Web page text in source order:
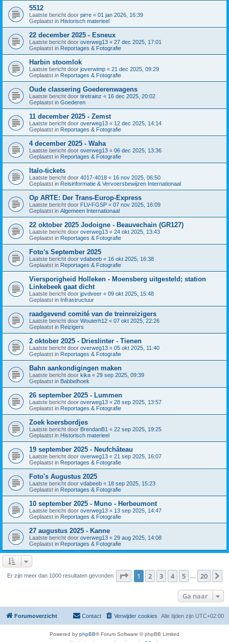
5512
Laatste bericht door pirre « 01 jan 2026, 16:39
Geplaatst in Historisch materieel
22 december 2025 - Esneux
Laatste bericht door overweg13 « 27 dec 2025, 17:01
Geplaatst in Reportages & Fotografie
Harbin stoomlok
Laatste bericht door joverwimp « 21 dec 2025, 09:29
Geplaatst in Reportages & Fotografie
Oude classering Goederenwagens
Laatste bericht door tiretrainz « 16 dec 2025, 20:02
Geplaatst in Goederen
11 december 2025 - Zemst
Laatste bericht door overweg13 « 12 dec 2025, 14:14
Geplaatst in Reportages & Fotografie
4 december 2025 - Waha
Laatste bericht door overweg13 « 06 dec 2025, 13:36
Geplaatst in Reportages & Fotografie
Italo-tickets
Laatste bericht door 4017-4018 « 16 nov 2025, 06:50
Geplaatst in Reisinformatie & Vervoersbewijzen Internationaal
Op ARTE: Der Trans-Europ-Express
Laatste bericht door FLV-FGSP « 07 nov 2025, 16:09
Geplaatst in Algemeen Internationaal
22 oktober 2025 Jodoigne - Beauvechain (GR127)
Laatste bericht door overweg13 « 24 okt 2025, 13:43
Geplaatst in Reportages & Fotografie
Foto's September 2025
Laatste bericht door vdabeeb « 16 okt 2025, 16:38
Geplaatst in Reportages & Fotografie
Viersporigheid Holleken - Moensberg uitgesteld; station
Linkebeek gaat dicht
Laatste bericht door jpvdveer « 09 okt 2025, 15:48
Geplaatst in Infrastructuur
raadgevend comité van de treinreizigers
Laatste bericht door Wouterh12 « 07 okt 2025, 22:26
Geplaatst in Reizigers
2 oktober 2025 - Drieslinter - Tienen
Laatste bericht door overweg13 « 05 okt 2025, 11:40
Geplaatst in Reportages & Fotografie
Bahn aankondigingen maken
Laatste bericht door kika « 29 sep 2025, 09:39
Geplaatst in Babbelhoek
26 september 2025 - Lummen
Laatste bericht door overweg13 « 28 sep 2025, 13:57
Geplaatst in Reportages & Fotografie
Zoek koersbordjes
Laatste bericht door BrendanB1 « 22 sep 2025, 19:25
Geplaatst in Historisch materieel
19 september 2025 - Neufchâteau
Laatste bericht door overweg13 « 21 sep 2025, 16:07
Geplaatst in Reportages & Fotografie
Foto's Augustus 2025
Laatste bericht door vdabeeb « 18 sep 2025, 15:23
Geplaatst in Reportages & Fotografie
10 september 2025 - Muno - Herbeumont
Laatste bericht door overweg13 « 13 sep 2025, 14:47
Geplaatst in Reportages & Fotografie
27 augustus 2025 - Kanne
Laatste bericht door overweg13 « 29 aug 2025, 14:08
Geplaatst in Reportages & Fotografie
Er zijn meer dan 1000 resultaten gevonden Pagina van 20
1 2 3 4 5 20
Ga naar
Forumoverzicht Alle tijden zijn UTC+02:00
Verwijder cookies
Contact
Powered by phpBB® Forum Software © phpBB Limited